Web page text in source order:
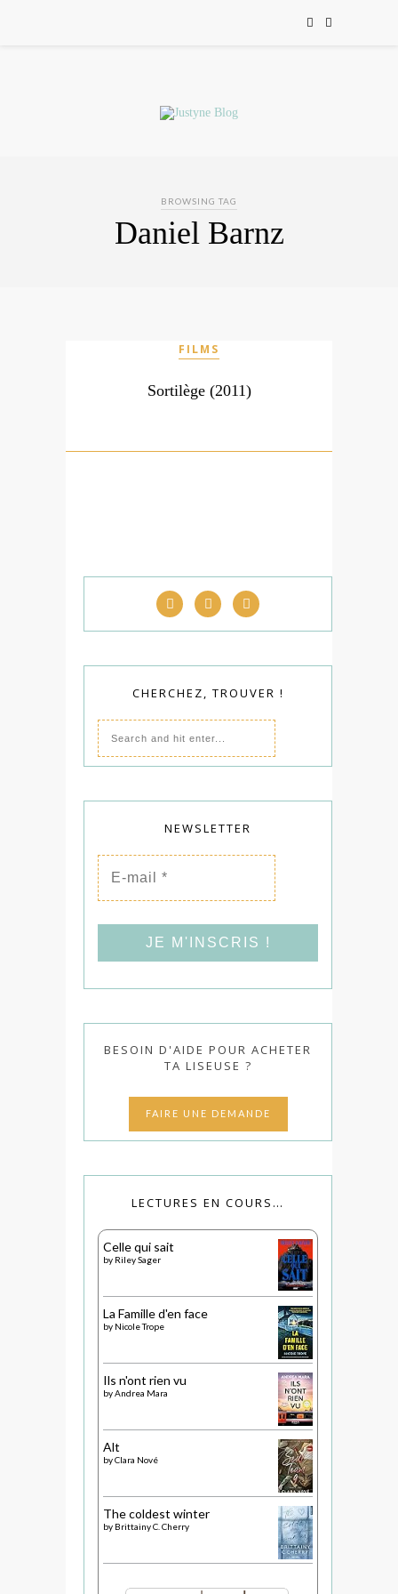
BROWSING TAG
Daniel Barnz
FILMS
Sortilège (2011)
CHERCHEZ, TROUVER !
NEWSLETTER
E-
mail
*
BESOIN D'AIDE POUR ACHETER
TA LISEUSE ?
FAIRE UNE DEMANDE
LECTURES EN COURS…
Celle qui sait
by Riley Sager
La Famille d'en face
by Nicole Trope
Ils n'ont rien vu
byAndrea Mara
Alt
byClara Nové
The coldest winter
by Brittainy C. Cherry